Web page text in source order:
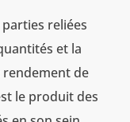
reliées
et la
rendement de
le produit des